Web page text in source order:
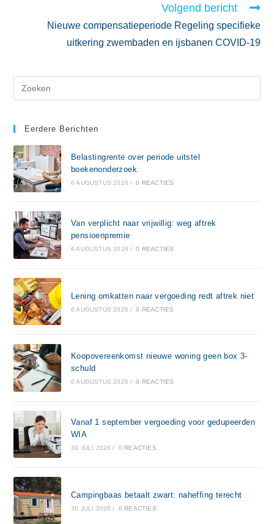
Volgend bericht
Nieuwe compensatieperiode Regeling specifieke
uitkering zwembaden en ijsbanen COVID-19
Eerdere Berichten
Belastingrente over periode uitstel
boekenonderzoek
6 AUGUSTUS 2026 / 0 REACTIES
Van verplicht naar vrijwillig: weg aftrek
pensioenpremie
6 AUGUSTUS 2026 / 0 REACTIES
Lening omkatten naar vergoeding redt aftrek niet
6 AUGUSTUS 2026 / 0 REACTIES
Koopovereenkomst nieuwe woning geen box 3-
schuld
6 AUGUSTUS 2026 / 0 REACTIES
Vanaf 1 september vergoeding voor gedupeerden
WIA
30 JULI 2026 / 0 REACTIES
Campingbaas betaalt zwart: naheffing terecht
30 JULI 2026 / 0 REACTIES